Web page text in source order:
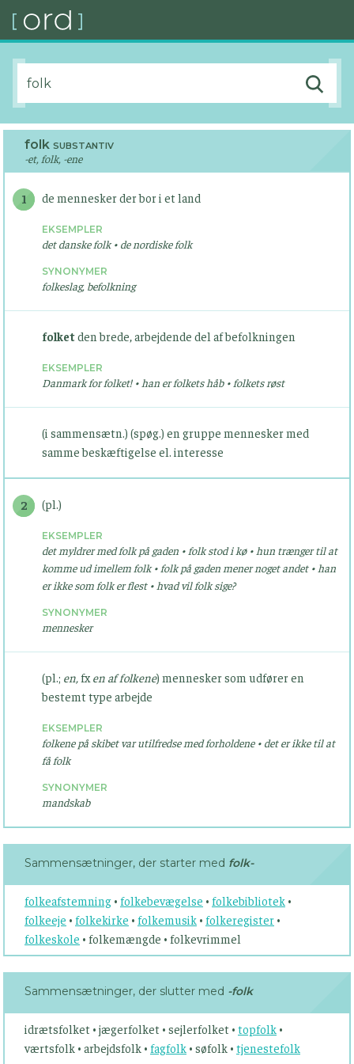
folk SUBSTANTIV
-et, folk, -ene
1 de mennesker der bor i et land
EKSEMPLER
det danske folk • de nordiske folk
SYNONYMER
folkeslag, befolkning
folketden brede, arbejdende del af befolkningen
EKSEMPLER
Danmark for folket! • han er folkets håb • folkets røst
(i sammensætn.) (spøg.) en gruppe mennesker med
samme beskæftigelse el. interesse
2 (pl.)
EKSEMPLER
det myldrer med folk på gaden • folk stod i kø • hun trænger til at
komme ud imellem folk • folk på gaden mener noget andet • han
er ikke som folk er flest • hvad vil folk sige?
SYNONYMER
mennesker
(pl.; en,fx en af folkene) mennesker som udfører en
bestemt type arbejde
EKSEMPLER
folkene på skibet var utilfredse med forholdene • det er ikke til at
få folk
SYNONYMER
mandskab
Sammensætninger, der starter med folk-
folkeafstemning • folkebevægelse • folkebibliotek •
folkeeje • folkekirke • folkemusik • folkeregister •
folkeskole • folkemængde • folkevrimmel
Sammensætninger, der slutter med -folk
idrætsfolket • jægerfolket • sejlerfolket • topfolk •
værtsfolk • arbejdsfolk • fagfolk • søfolk • tjenestefolk